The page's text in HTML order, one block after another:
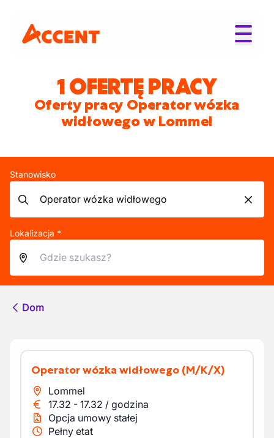
1 OFERTĘ PRACY
Oferty pracy Operator wózka
widłowego w Lommel
Stanowisko
Lokalizacja *
Dom
Operator wózka widłowego (M/K/X)
Lommel
17.32 - 17.32 / godzina
Opcja umowy stałej
Pełny etat